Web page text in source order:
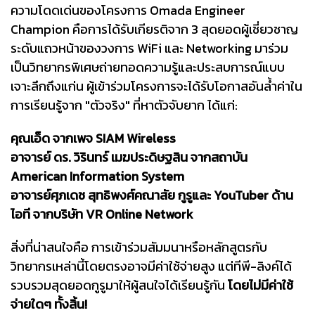
ความโดดเด่นของโครงการ Omada Engineer
Champion คือการได้รับเกียรติจาก 3 สุดยอดผู้เชี่ยวชาญ
ระดับแถวหน้าของวงการ WiFi และ Networking มาร่วม
เป็นวิทยากรพิเศษถ่ายทอดความรู้และประสบการณ์แบบ
เจาะลึกถึงแก่น ผู้เข้าร่วมโครงการจะได้รับโอกาสอันล้ำค่าใน
การเรียนรู้จาก "ตัวจริง" ที่หาตัวจับยาก ได้แก่:
คุณเอ็ด จากเพจ SIAM Wireless
อาจารย์ ดร. วิรินทร์ เมฆประดิษฐสิน จากสถาบัน
American Information System
อาจารย์ศุภเดช สุทธิพงศ์คณาสัย กูรูและ YouTuber ด้าน
ไอที จากบริษัท VR Online Network
สิ่งที่น่าสนใจคือ การเข้าร่วมสัมมนาหรือหลักสูตรกับ
วิทยากรเหล่านี้โดยตรงอาจมีค่าใช้จ่ายสูง แต่ทีพี-ลิงค์ได้
รวบรวมสุดยอดกูรูมาให้ผู้สนใจได้เรียนรู้กันโดยไม่มีค่าใช้
จ่ายใดๆ ทั้งสิ้น!